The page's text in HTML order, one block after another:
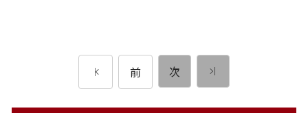
前 次